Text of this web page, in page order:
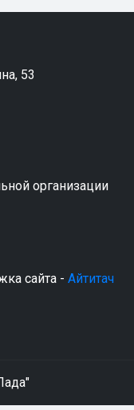
53
организации
сайта - Айтитач